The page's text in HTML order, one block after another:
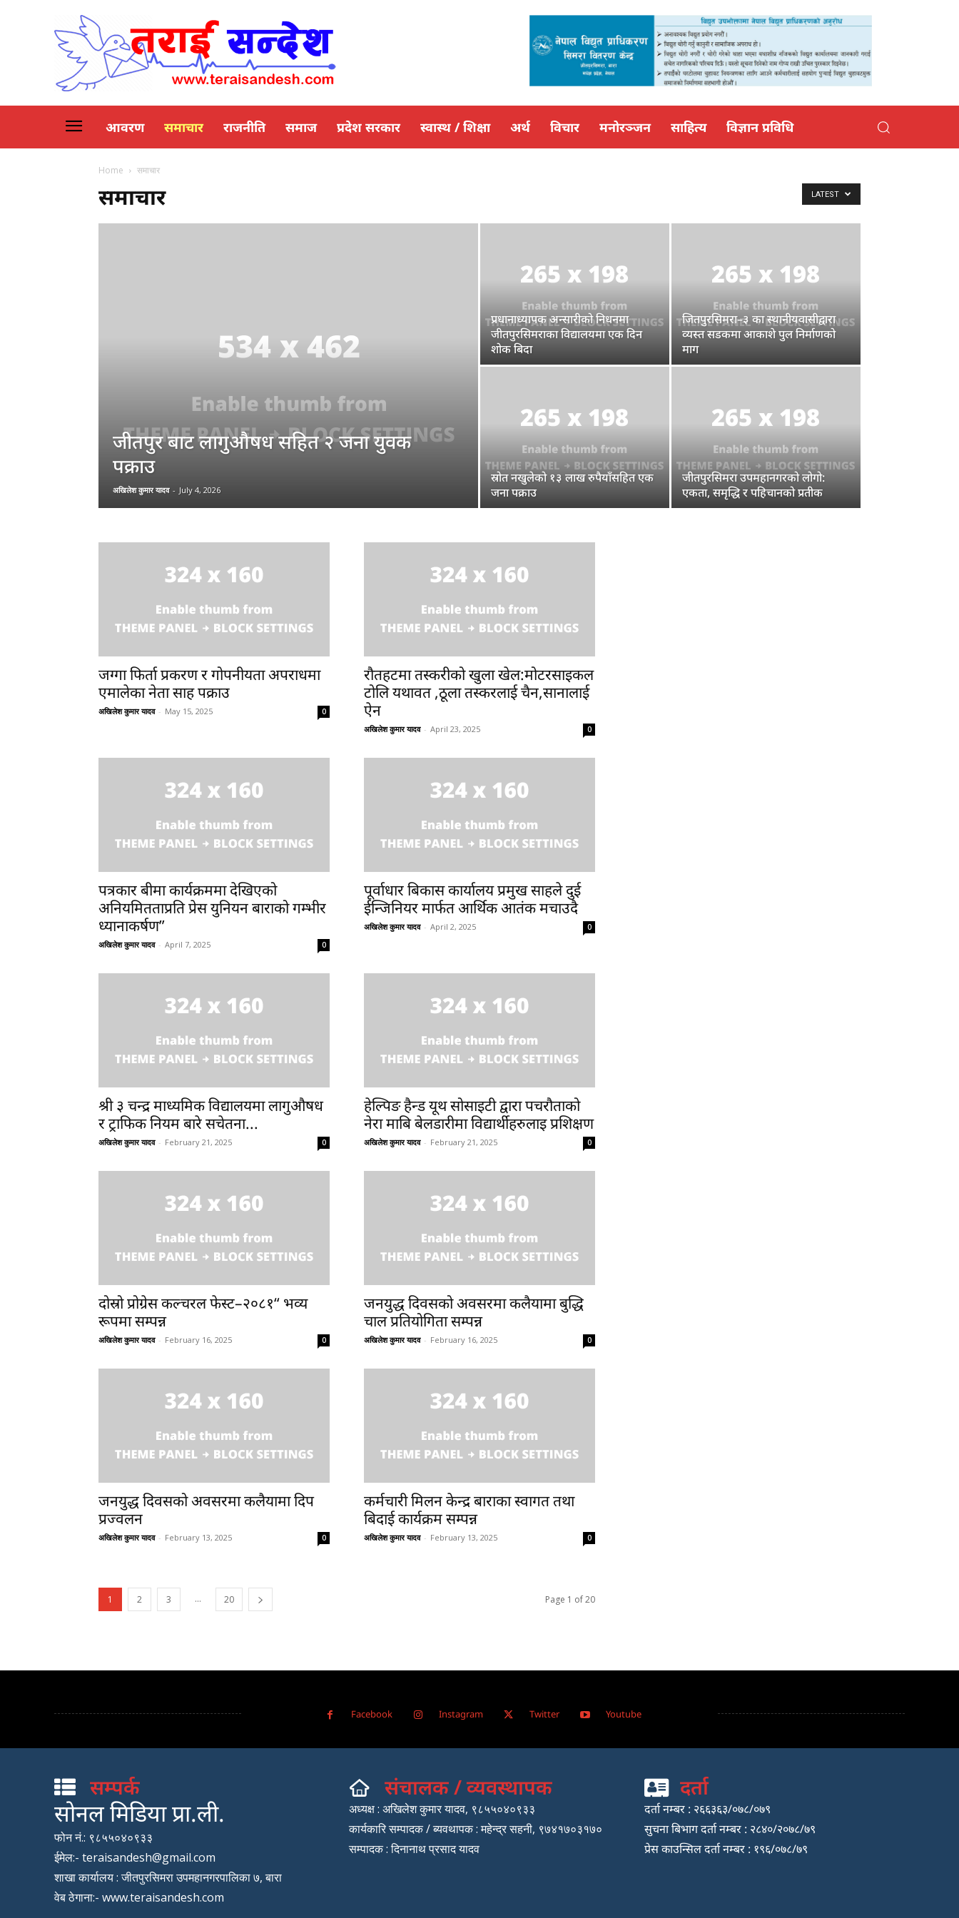
आवरण समाचार राजनीति समाज प्रदेश सरकार स्वास्थ / शिक्षा अर्थ विचार मनोरञ्जन साहित्य विज्ञान प्रविधि
Home समाचार
समाचार LATEST
जीतपुर बाट लागुऔषध सहित २ जना युवक
पक्राउ
अखिलेश कुमार यादव - July 4, 2026
प्रधानाध्यापक अन्सारीको निधनमा
जीतपुरसिमराका विद्यालयमा एक दिन
शोक बिदा
जितपुरसिमरा–३ का स्थानीयवासीद्वारा
व्यस्त सडकमा आकाशे पुल निर्माणको
माग
स्रोत नखुलेको १३ लाख रुपैयाँसहित एक
जना पक्राउ
जीतपुरसिमरा उपमहानगरको लोगो:
एकता, समृद्धि र पहिचानको प्रतीक
जग्गा फिर्ता प्रकरण र गोपनीयता अपराधमा
एमालेका नेता साह पक्राउ
अखिलेश कुमार यादव - May 15, 2025 0
रौतहटमा तस्करीको खुला खेल:मोटरसाइकल
टोलि यथावत ,ठूला तस्करलाई चैन,सानालाई
ऐन
अखिलेश कुमार यादव - April 23, 2025 0
पत्रकार बीमा कार्यक्रममा देखिएको
अनियमितताप्रति प्रेस युनियन बाराको गम्भीर
ध्यानाकर्षण”
अखिलेश कुमार यादव - April 7, 2025 0
पूर्वाधार बिकास कार्यालय प्रमुख साहले दुई
ईन्जिनियर मार्फत आर्थिक आतंक मचाउदै
अखिलेश कुमार यादव - April 2, 2025 0
श्री ३ चन्द्र माध्यमिक विद्यालयमा लागुऔषध
र ट्राफिक नियम बारे सचेतना...
अखिलेश कुमार यादव - February 21, 2025 0
हेल्पिङ हैन्ड यूथ सोसाइटी द्वारा पचरौताको
नेरा माबि बेलडारीमा विद्यार्थीहरुलाइ प्रशिक्षण
अखिलेश कुमार यादव - February 21, 2025 0
दोस्रो प्रोग्रेस कल्चरल फेस्ट–२०८१“ भव्य
रूपमा सम्पन्न
अखिलेश कुमार यादव - February 16, 2025 0
जनयुद्ध दिवसको अवसरमा कलैयामा बुद्धि
चाल प्रतियोगिता सम्पन्न
अखिलेश कुमार यादव - February 16, 2025 0
जनयुद्ध दिवसको अवसरमा कलैयामा दिप
प्रज्वलन
अखिलेश कुमार यादव - February 13, 2025 0
कर्मचारी मिलन केन्द्र बाराका स्वागत तथा
बिदाई कार्यक्रम सम्पन्न
अखिलेश कुमार यादव - February 13, 2025 0
1 2 3 ... 20 Page 1 of 20
Facebook Instagram Twitter Youtube
सम्पर्क
सोनल मिडिया प्रा.ली.
फोन नं.: ९८५५०४०९३३
ईमेल:- teraisandesh@gmail.com
शाखा कार्यालय : जीतपुरसिमरा उपमहानगरपालिका ७, बारा
वेब ठेगाना:- www.teraisandesh.com
संचालक / व्यवस्थापक
अध्यक्ष : अखिलेश कुमार यादव, ९८५५०४०९३३
कार्यकारि सम्पादक / ब्यवथापक : महेन्द्र सहनी, ९७४१७०३१७०
सम्पादक : दिनानाथ प्रसाद यादव
दर्ता
दर्ता नम्बर : २६६३६३/०७८/०७९
सुचना बिभाग दर्ता नम्बर : २८४०/२०७८/७९
प्रेस काउन्सिल दर्ता नम्बर : १९६/०७८/७९